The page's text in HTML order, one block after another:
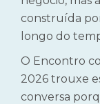
construída
longo do
O Encontro
2026 trouxe
conversa